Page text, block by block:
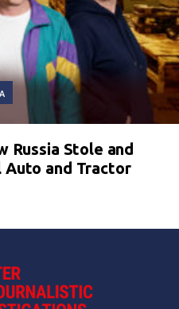
Russia Stole and
and Tractor